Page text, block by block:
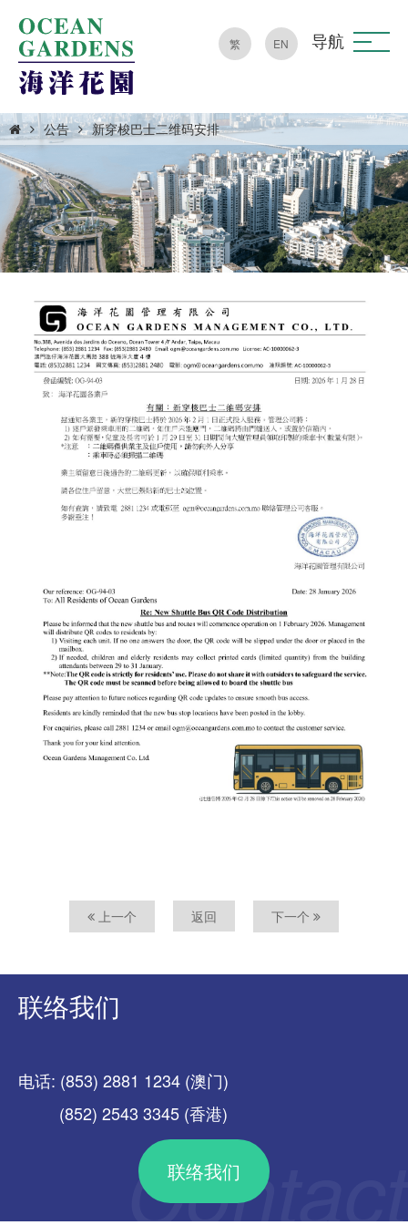
繁 EN 导航
公告 新穿梭巴士二维码安排
上一个 返回 下一个
联络我们
电话: (853) 2881 1234 (澳门)
(852) 2543 3345 (香港)
联络我们